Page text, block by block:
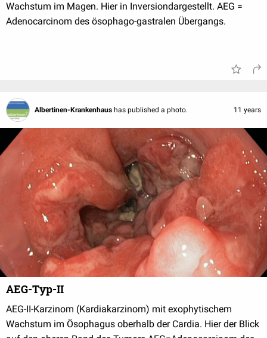
Wachstum im Magen. Hier in Inversiondargestellt. AEG =
Adenocarcinom des ösophago-gastralen Übergangs.
Albertinen-Krankenhaus has published a photo. 11 years
AEG-Typ-II
AEG-II-Karzinom (Kardiakarzinom) mit exophytischem
Wachstum im Ösophagus oberhalb der Cardia. Hier der Blick